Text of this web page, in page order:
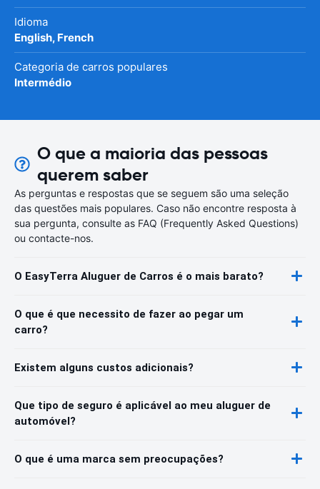
Idioma
English, French
Categoria de carros populares
Intermédio
O que a maioria das pessoas
querem saber
As perguntas e respostas que se seguem são uma seleção
das questões mais populares. Caso não encontre resposta à
sua pergunta, consulte as FAQ (Frequently Asked Questions)
ou contacte-nos.
O EasyTerra Aluguer de Carros é o mais barato?
O que é que necessito de fazer ao pegar um
carro?
Existem alguns custos adicionais?
Que tipo de seguro é aplicável ao meu aluguer de
automóvel?
O que é uma marca sem preocupações?